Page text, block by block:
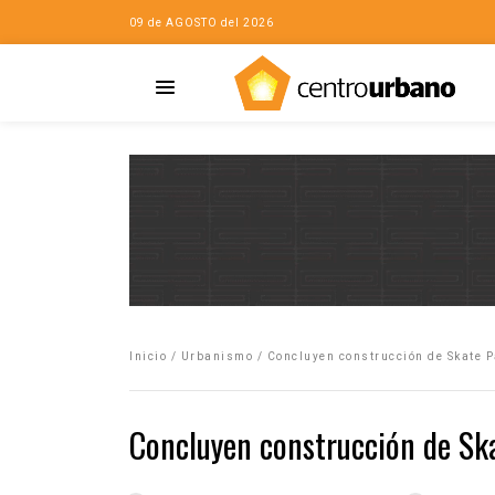
09 de AGOSTO del 2026
Inicio / Urbanismo / Concluyen construcción de Skate
Concluyen construcción de